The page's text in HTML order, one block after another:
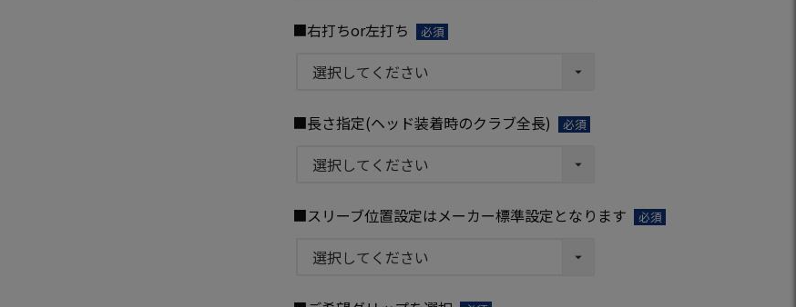
■右打ちor左打ち
須)
■長さ指定(ヘッド装着時のクラブ全長)
須)
■スリーブ位置設定はメーカー標準設定となります